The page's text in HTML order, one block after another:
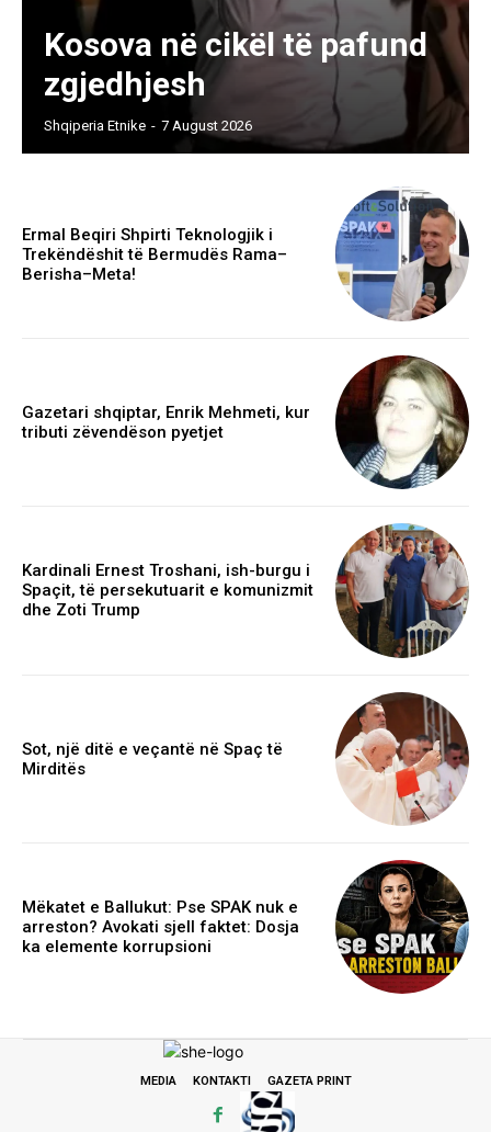
Kosova në cikël të pafund
zgjedhjesh
Shqiperia Etnike - 7 August 2026
Ermal Beqiri Shpirti Teknologjik i
Trekëndëshit të Bermudës Rama–
Berisha–Meta!
Gazetari shqiptar, Enrik Mehmeti, kur
tributi zëvendëson pyetjet
Kardinali Ernest Troshani, ish-burgu i
Spaçit, të persekutuarit e komunizmit
dhe Zoti Trump
Sot, një ditë e veçantë në Spaç të
Mirditës
Mëkatet e Ballukut: Pse SPAK nuk e
arreston? Avokati sjell faktet: Dosja
ka elemente korrupsioni
MEDIA KONTAKTI GAZETA PRINT